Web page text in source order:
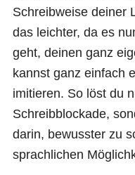
Schreibweise deiner
das leichter, da es
geht, deinen ganz
kannst ganz einfach
imitieren. So löst du
Schreibblockade,
darin, bewusster zu
sprachlichen